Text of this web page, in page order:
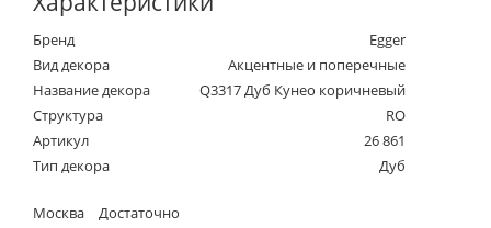
Бренд
Egger
Вид декора
Акцентные и поперечные
Название декора
Q3317 Дуб Кунео коричневый
Структура
RO
Артикул
26 861
Тип декора
Дуб
Москва Достаточно